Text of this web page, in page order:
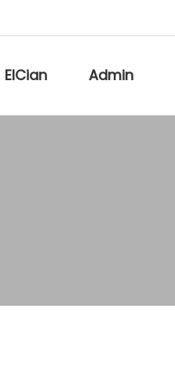
EICian Admin